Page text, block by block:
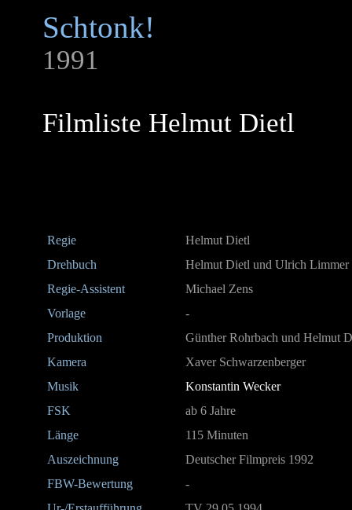
Schtonk!
1991
Filmliste Helmut Dietl
Regie
Helmut Dietl
Drehbuch
Helmut Dietl und Ulrich Limmer
Regie-Assistent
Michael Zens
Vorlage
-
Produktion
Günther Rohrbach und Helmut
Kamera
Xaver Schwarzenberger
Musik
Konstantin Wecker
FSK
ab 6 Jahre
Länge
115 Minuten
Auszeichnung
Deutscher Filmpreis 1992
FBW-Bewertung
-